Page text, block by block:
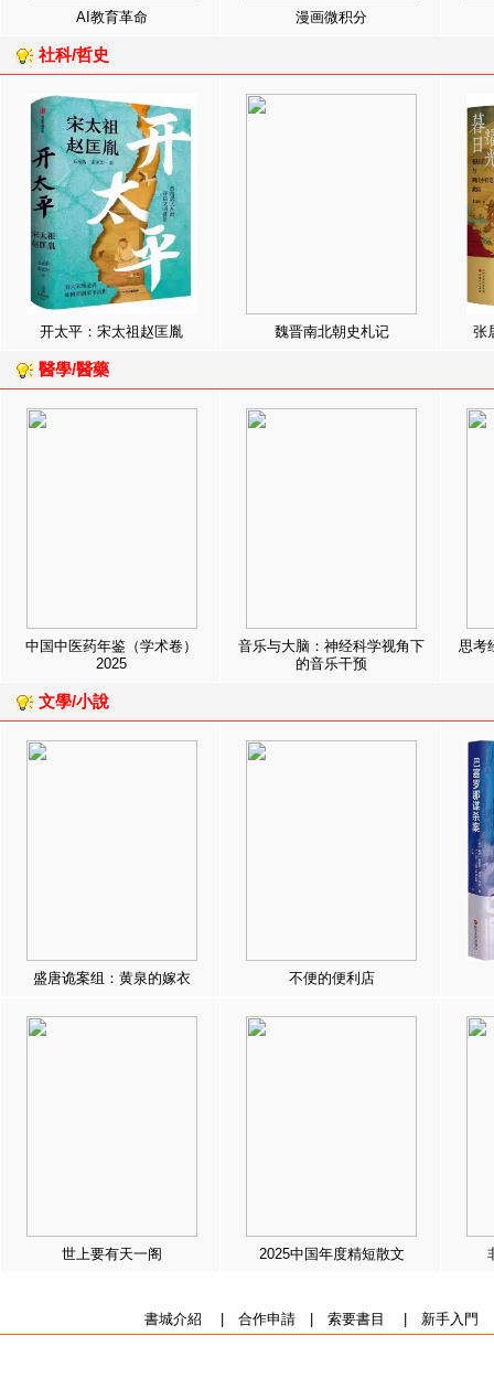
AI教育革命 漫画微积分
社科/哲史
开太平：宋太祖赵匡胤 魏晋南北朝史札记 张
醫學/醫藥
中国中医药年鉴（学术卷）
2025
音乐与大脑：神经科学视角下
的音乐干预
思考
文學/小說
盛唐诡案组：黄泉的嫁衣 不便的便利店
世上要有天一阁 2025中国年度精短散文
書城介紹 合作申請| 索要書目 新手入門